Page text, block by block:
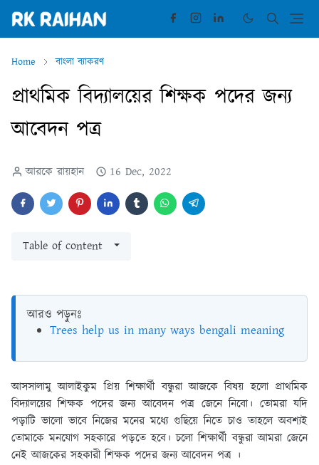
Home বাংলা ব্যাকরণ
প্রাথমিক বিদ্যালয়ের শিক্ষক পদের জন্য
আবেদন পত্র
আরকে রায়হান 16 Dec, 2022
Table of content
আরও পড়ুনঃ
Trees help us in many ways bengali meaning
আসসালামু আলাইকুম প্রিয় শিক্ষার্থী বন্ধুরা আজকে বিষয় হলো প্রাথমিক
বিদ্যালয়ের শিক্ষক পদের জন্য আবেদন পত্র জেনে নিবো। তোমরা যদি
পড়াটি ভালো ভাবে নিজের মনের মধ্যে গুছিয়ে নিতে চাও তাহলে অবশ্যই
তোমাকে মনযোগ সহকারে পড়তে হবে। চলো শিক্ষার্থী বন্ধুরা আমরা জেনে
নেই আজকের সহকারী শিক্ষক পদের জন্য আবেদন পত্র ।